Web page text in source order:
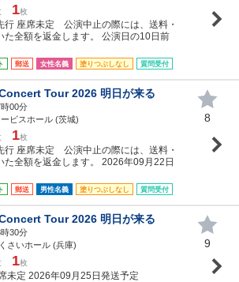
1枚
行 座席未定 公演中止の際には、送料・
た全額を返金します。 公演日の10日前
郵送 女性名義 塗りつぶしなし 質問受付
Tour 2026 明日が来る
00分
ビスホール (茨城)
1枚
行 座席未定 公演中止の際には、送料・
た全額を返金します。 2026年09月22日
郵送 男性名義 塗りつぶしなし 質問受付
8
Tour 2026 明日が来る
30分
さいホール (兵庫)
1枚
未定 2026年09月25日発送予定
9